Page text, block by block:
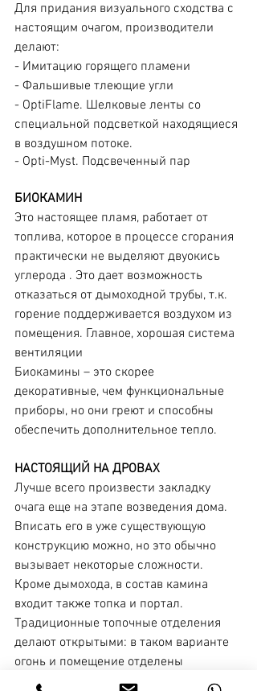
Для придания визуального сходства с
настоящим очагом, производители
делают:
- Имитацию горящего пламени
- Фальшивые тлеющие угли
- OptiFlame. Шелковые ленты со
специальной подсветкой находящиеся
в воздушном потоке.
- Opti-Myst. Подсвеченный пар
БИОКАМИН
Это настоящее пламя, работает от
топлива, которое в процессе сгорания
практически не выделяют двуокись
углерода . Это дает возможность
отказаться от дымоходной трубы, т.к.
горение поддерживается воздухом из
помещения. Главное, хорошая система
вентиляции
Биокамины – это скорее
декоративные, чем функциональные
приборы, но они греют и способны
обеспечить дополнительное тепло.
НАСТОЯЩИЙ НА ДРОВАХ
Лучше всего произвести закладку
очага еще на этапе возведения дома.
Вписать его в уже существующую
конструкцию можно, но это обычно
вызывает некоторые сложности.
Кроме дымохода, в состав камина
входит также топка и портал.
Традиционные топочные отделения
делают открытыми: в таком варианте
огонь и помещение отделены
небольшой пустотой в несколько